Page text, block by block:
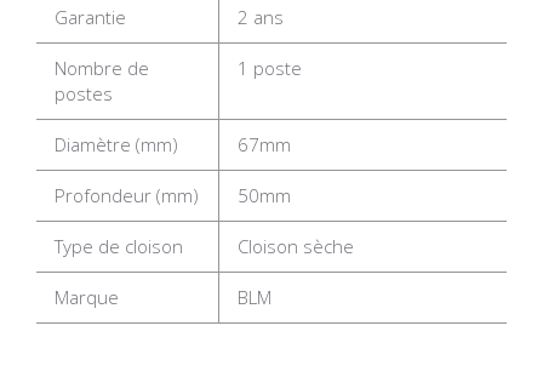
Garantie 2 ans
Nombre de
postes
1 poste
Diamètre (mm) 67mm
Profondeur (mm) 50mm
Type de cloison Cloison sèche
Marque BLM